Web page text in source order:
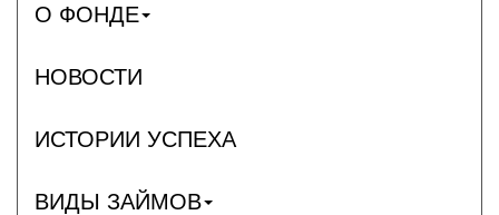
О ФОНДЕ
НОВОСТИ
ИСТОРИИ УСПЕХА
ВИДЫ ЗАЙМОВ